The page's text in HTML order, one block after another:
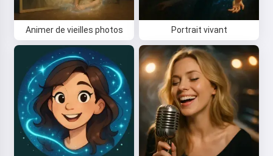
Animer de vieilles photos Portrait vivant